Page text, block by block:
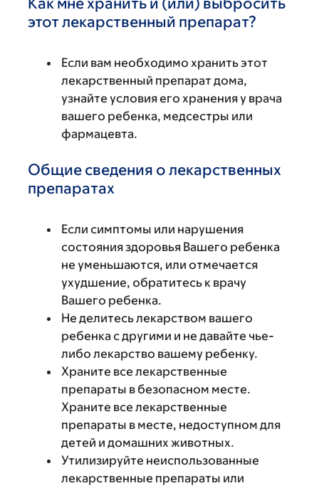
этот лекарственный препарат?
Если вам необходимо хранить этот
лекарственный препарат дома,
узнайте условия его хранения у врача
вашего ребенка, медсестры или
фармацевта.
Общие сведения о лекарственных
препаратах
Если симптомы или нарушения
состояния здоровья Вашего ребенка
не уменьшаются, или отмечается
ухудшение, обратитесь к врачу
Вашего ребенка.
Не делитесь лекарством вашего
ребенка с другими и не давайте чье-
либо лекарство вашему ребенку.
Храните все лекарственные
препараты в безопасном месте.
Храните все лекарственные
препараты в месте, недоступном для
детей и домашних животных.
Утилизируйте неиспользованные
лекарственные препараты или